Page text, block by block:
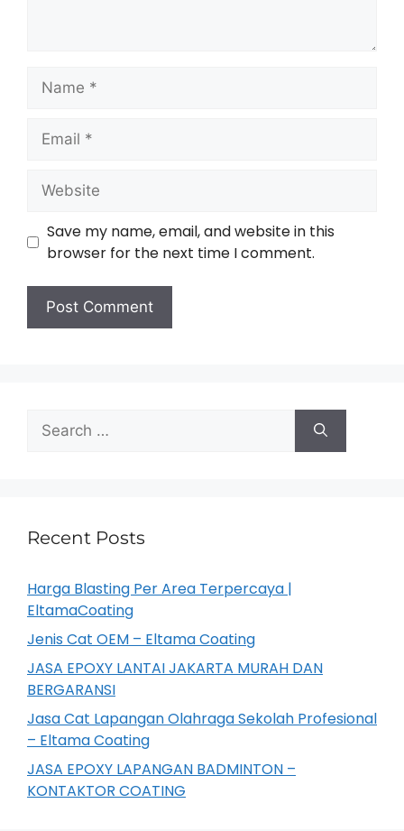
Save my name, email, and website in this
browser for the next time I comment.
Recent Posts
Harga Blasting Per Area Terpercaya |
EltamaCoating
Jenis Cat OEM – Eltama Coating
JASA EPOXY LANTAI JAKARTA MURAH DAN
BERGARANSI
Jasa Cat Lapangan Olahraga Sekolah Profesional
– Eltama Coating
JASA EPOXY LAPANGAN BADMINTON –
KONTAKTOR COATING